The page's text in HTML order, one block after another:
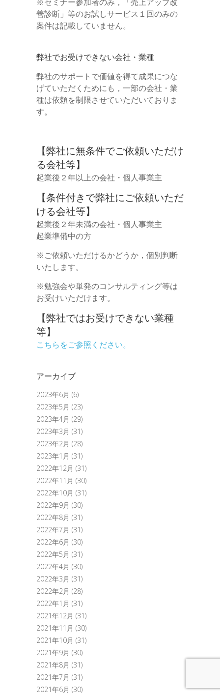
善診断」等のお試しサービス１回のみの
案件は記載していません。
弊社でお受けできない会社・業種
弊社のサポートで価値を得て成果につな
げていただくためにも，一部の会社・業
種は依頼を制限させていただいておりま
す。
【弊社に無条件でご依頼いただけ
る会社等】
起業後２年以上の会社・個人事業主
【条件付きで弊社にご依頼いただ
ける会社等】
起業後２年未満の会社・個人事業主
起業準備中の方
※ご依頼いただけるかどうか，個別判断
いたします。
※勉強会や単発のコンサルティング等は
お受けいただけます。
【弊社ではお受けできない業種
等】
こちらをご参照ください。
アーカイブ
2023年6月 (6)
2023年5月 (23)
2023年4月 (29)
2023年3月 (31)
2023年2月 (28)
2023年1月 (31)
2022年12月 (31)
2022年11月 (30)
2022年10月 (31)
2022年9月 (30)
2022年8月 (31)
2022年7月 (31)
2022年6月 (30)
2022年5月 (31)
2022年4月 (30)
2022年3月 (31)
2022年2月 (28)
2022年1月 (31)
2021年12月 (31)
2021年11月 (30)
2021年10月 (31)
2021年9月 (30)
2021年8月 (31)
2021年7月 (31)
2021年6月 (30)